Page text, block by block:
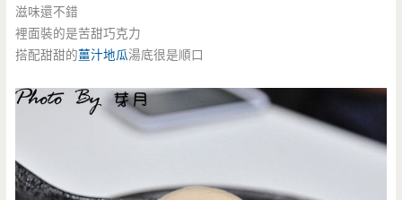
滋味還不錯
裡面裝的是苦甜巧克力
搭配甜甜的薑汁地瓜湯底很是順口